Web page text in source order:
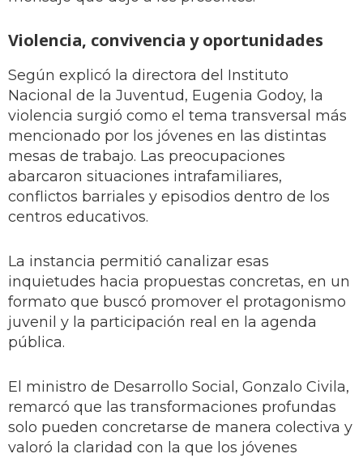
Violencia, convivencia y oportunidades
Según explicó la directora del Instituto
Nacional de la Juventud, Eugenia Godoy, la
violencia surgió como el tema transversal más
mencionado por los jóvenes en las distintas
mesas de trabajo. Las preocupaciones
abarcaron situaciones intrafamiliares,
conflictos barriales y episodios dentro de los
centros educativos.
La instancia permitió canalizar esas
inquietudes hacia propuestas concretas, en un
formato que buscó promover el protagonismo
juvenil y la participación real en la agenda
pública.
El ministro de Desarrollo Social, Gonzalo Civila,
remarcó que las transformaciones profundas
solo pueden concretarse de manera colectiva y
valoró la claridad con la que los jóvenes